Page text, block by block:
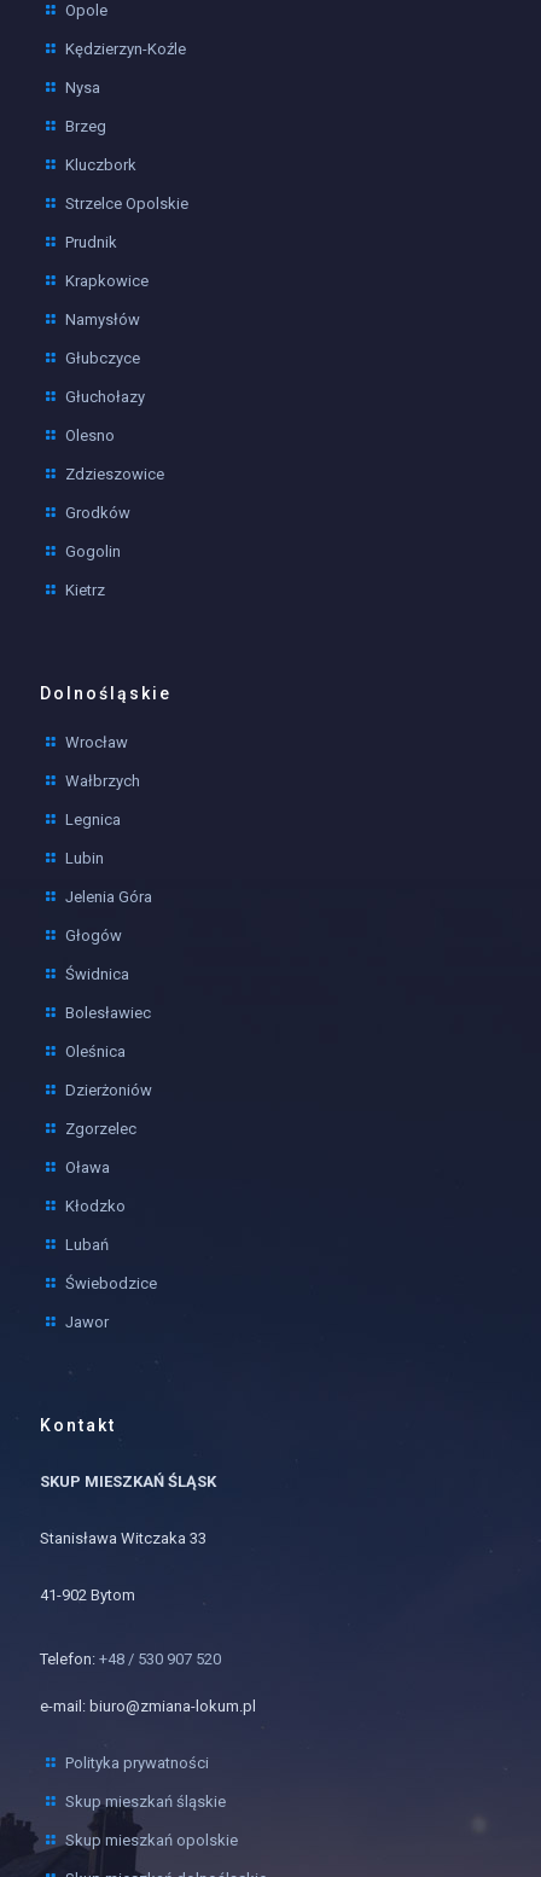
Opole
Kędzierzyn-Koźle
Nysa
Brzeg
Kluczbork
Strzelce Opolskie
Prudnik
Krapkowice
Namysłów
Głubczyce
Głuchołazy
Olesno
Zdzieszowice
Grodków
Gogolin
Kietrz
Dolnośląskie
Wrocław
Wałbrzych
Legnica
Lubin
Jelenia Góra
Głogów
Świdnica
Bolesławiec
Oleśnica
Dzierżoniów
Zgorzelec
Oława
Kłodzko
Lubań
Świebodzice
Jawor
Kontakt
SKUP MIESZKAŃ ŚLĄSK
Stanisława Witczaka 33
41-902 Bytom
Telefon: +48 / 530 907 520
e-mail: biuro@zmiana-lokum.pl
Polityka prywatności
Skup mieszkań śląskie
Skup mieszkań opolskie